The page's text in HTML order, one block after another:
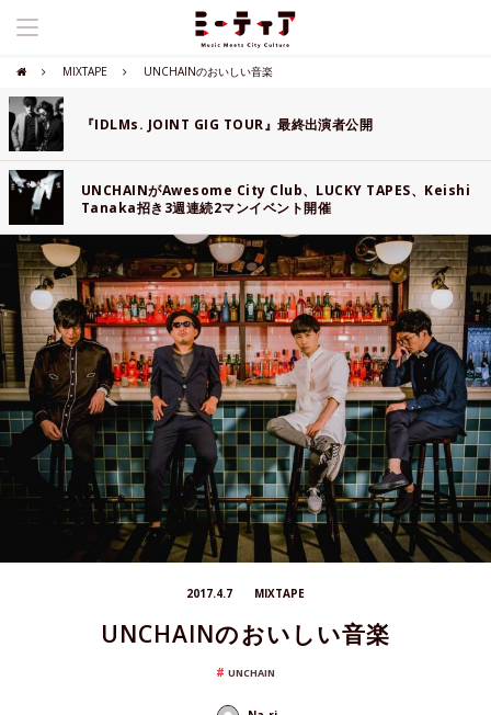
MIXTAPE UNCHAINのおいしい音楽
『IDLMs. JOINT GIG TOUR』最終出演者公開
UNCHAINがAwesome City Club、LUCKY TAPES、Keishi
Tanaka招き3週連続2マンイベント開催
2017.4.7 MIXTAPE
UNCHAINのおいしい音楽
UNCHAIN